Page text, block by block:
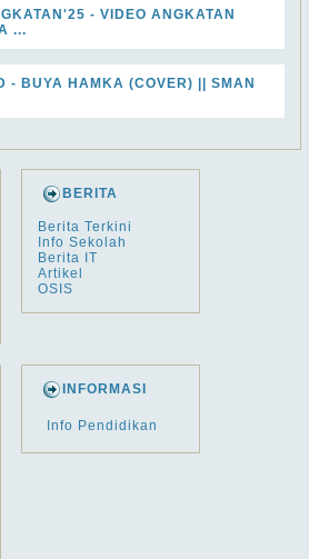
- VIDEO ANGKATAN
...
- BUYA HAMKA (COVER) || SMAN
BERITA
Berita Terkini
Info Sekolah
Berita IT
Artikel
OSIS
INFORMASI
Info Pendidikan